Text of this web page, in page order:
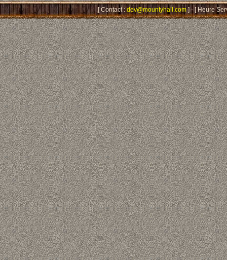
[ Contact :dev@mountyhall.com] - [ Heure